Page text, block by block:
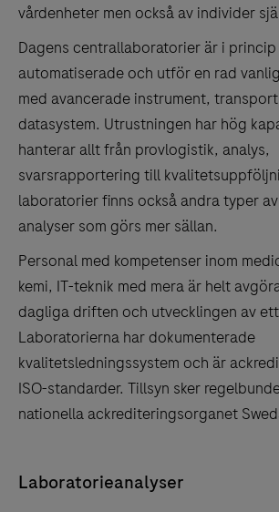
vårdenheter men också av individer
Dagens centrallaboratorier är i
automatiserade och utför en rad
med avancerade instrument,
datasystem. Utrustningen har hög
hanterar allt från provlogistik, analys,
svarsrapportering till
laboratorier finns också andra typer
analyser som görs mer sällan.
Personal med kompetenser inom
kemi, IT-teknik med mera är helt
dagliga driften och utvecklingen av
Laboratorierna har dokumenterade
kvalitetsledningssystem och är
ISO-standarder. Tillsyn sker
nationella ackrediteringsorganet
Laboratorieanalyser